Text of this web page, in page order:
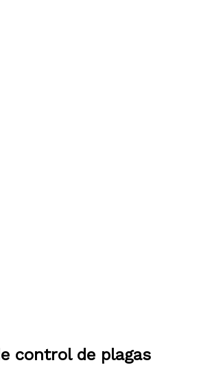
control de plagas